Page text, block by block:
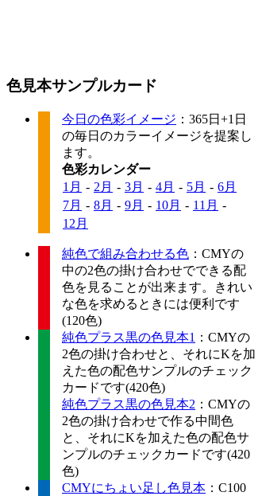
色見本サンプルカード
今日の色彩イメージ ：365日+1日
の毎日のカラーイメージを提案し
ます。
色彩カレンダー
1月 - 2月 - 3月 - 4月 - 5月 - 6月
7月 - 8月 - 9月 - 10月 - 11月 -
12月
純色で組み合わせる色 ：CMYの
中の2色の掛け合わせでできる配
色を見ることが出来ます。きれい
な色を求めるときには便利です
(120色)
純色プラス黒の色見本1 ：CMYの
2色の掛け合わせと、それにKを加
えた色の配色サンプルのチェック
カードです(420色)
純色プラス黒の色見本2 ：CMYの
2色の掛け合わせで作る中間色
と、それにKを加えた色の配色サ
ンプルのチェックカードです(420
色)
CMYにちょい足し色見本 ：C100